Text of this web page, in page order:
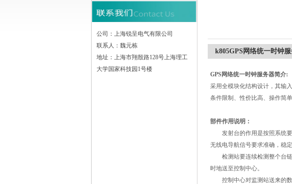
公司：上海锐呈电气有限公司
联系人：魏元栋
地址：上海市翔殷路128号上海理工
大学国家科技园1号楼
k805GPS网络统一时钟
GPS网络统一时钟服务器简介:
采用全模块化结构设计，其输
条件限制、性价比高、操作简
部件作用说明：
发射台的作用是按照系统要
无线电导航信号要求准确，稳
检测站要连续检测整个台链
时地送至控制中心。
控制中心对监测站送来的数